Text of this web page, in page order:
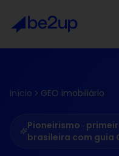
Início GEO imobiliário
Pioneirismo ·
brasileira com guia